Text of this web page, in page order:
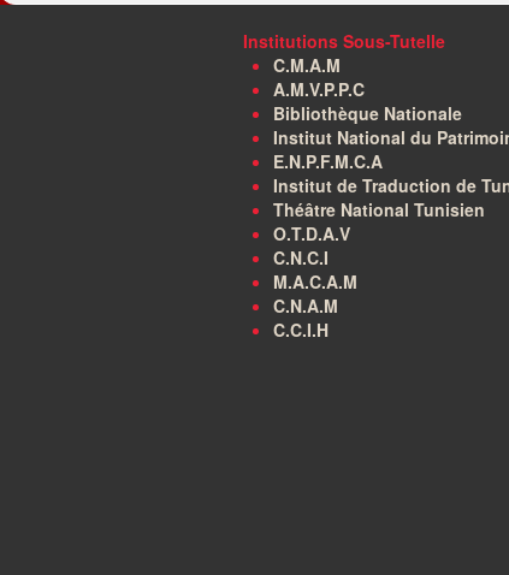
Institutions Sous-Tutelle
C.M.A.M
A.M.V.P.P.C
Bibliothèque Nationale
Institut National du
E.N.P.F.M.C.A
Institut de Traduction de
Théâtre National Tunisien
O.T.D.A.V
C.N.C.I
M.A.C.A.M
C.N.A.M
C.C.I.H